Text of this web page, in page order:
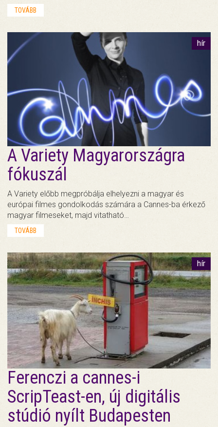
TOVÁBB
hír
A Variety Magyarországra
fókuszál
A Variety előbb megpróbálja elhelyezni a magyar és
európai filmes gondolkodás számára a Cannes-ba érkező
magyar filmeseket, majd vitatható…
TOVÁBB
hír
Ferenczi a cannes-i
ScripTeast-en, új digitális
stúdió nyílt Budapesten